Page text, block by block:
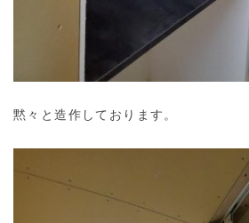
黙々と造作しております。